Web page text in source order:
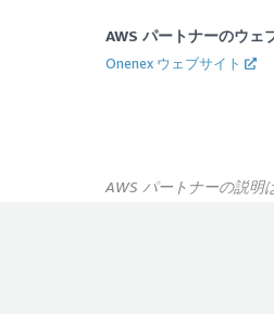
AWS パートナーのウェ
Onenex ウェブサイト
AWS パートナーの説明